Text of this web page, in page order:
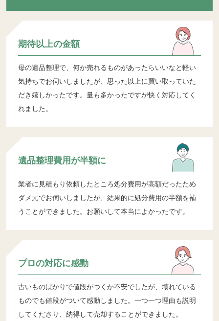
期待以上の金額
母の遺品整理で、何か売れるものがあったらいいなと軽い
気持ちでお伺いしましたが、思った以上に買い取っていた
だき嬉しかったです。量も多かったですが快く対応してく
れました。
遺品整理費用が半額に
業者に見積もり依頼したところ処分費用が高額だったため
ダメ元でお伺いしましたが、結果的に処分費用の半額を補
うことができました。お願いして本当によかったです。
プロの対応に感動
古いものばかりで値段がつくか不安でしたが、壊れている
ものでも値段がついて感動しました。一つ一つ理由も説明
してくださり、納得して売却することができました。